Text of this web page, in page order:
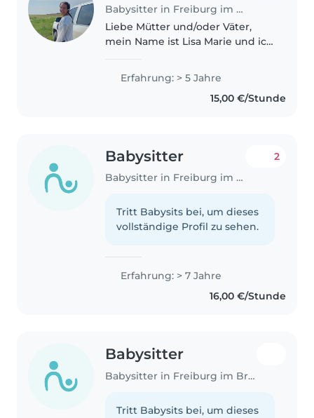
Babysitter in Freiburg im Breisgau
Liebe Mütter und/oder Väter,
mein Name ist Lisa Marie und ich
der Grundschule gemacht. Mir
Erfahrung: > 5 Jahre
15,00 €/Stunde
Babysitter
Babysitter in Freiburg im Breisgau
2
Tritt Babysits bei, um dieses
vollständige Profil zu sehen.
Erfahrung: > 7 Jahre
16,00 €/Stunde
Babysitter
Babysitter in Freiburg im Breisgau
Tritt Babysits bei, um dieses